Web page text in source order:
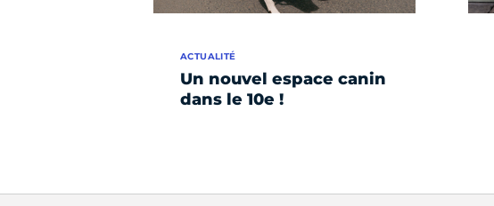
Un nouvel espace canin
dans le 10e !
ACTUALITÉ